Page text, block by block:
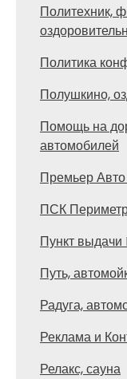
Политехник,
Политика
Полушкино,
Помощь на
автомобилей
Премьер
ПСК
Пункт
Путь,
Радуга,
Реклама и
Релакс, сауна